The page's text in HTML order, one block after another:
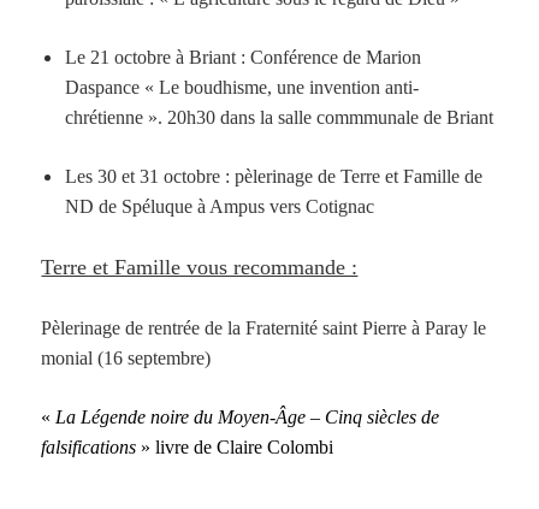
Le 21 octobre à Briant : Conférence de Marion
Daspance « Le boudhisme, une invention anti-
chrétienne ». 20h30 dans la salle commmunale de Briant
Les 30 et 31 octobre : pèlerinage de Terre et Famille de
ND de Spéluque à Ampus vers Cotignac
Terre et Famille vous recommande :
Pèlerinage de rentrée de la Fraternité saint Pierre à Paray le
monial (16 septembre)
« La Légende noire du Moyen-Âge – Cinq siècles de
falsifications » livre de Claire Colombi